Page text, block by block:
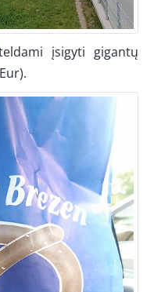
įsigyti gigantų